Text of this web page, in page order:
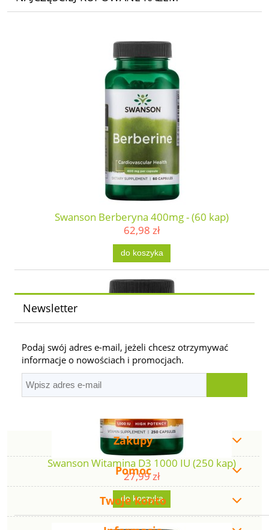
Swanson Berberyna 400mg - (60 kap)
62,98 zł
do koszyka
Swanson Witamina D3 1000 IU (250 kap)
27,99 zł
do koszyka
Newsletter
Podaj swój adres e-mail, jeżeli chcesz otrzymywać
informacje o nowościach i promocjach.
Zakupy
Pomoc
Twoje konto